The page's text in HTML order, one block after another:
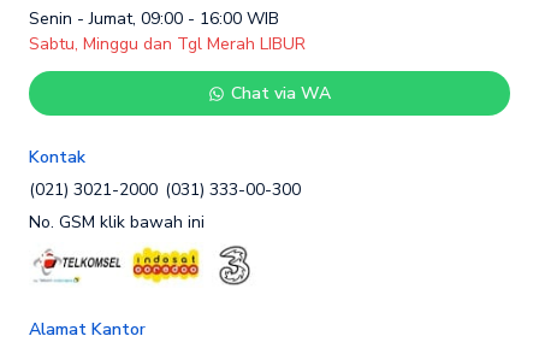
Senin - Jumat, 09:00 - 16:00 WIB
Sabtu, Minggu dan Tgl Merah LIBUR
Chat via WA
Kontak
(021) 3021-2000 (031) 333-00-300
No. GSM klik bawah ini
Alamat Kantor